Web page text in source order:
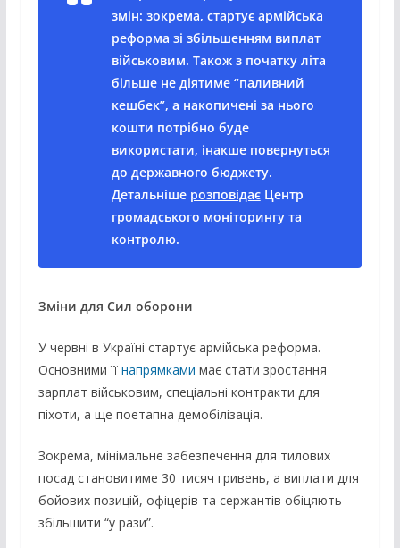
змін: зокрема, стартує армійська
реформа зі збільшенням виплат
військовим. Також з початку літа
більше не діятиме “паливний
кешбек”, а накопичені за нього
кошти потрібно буде
використати, інакше повернуться
до державного бюджету.
Детальніше розповідаєЦентр
громадського моніторингу та
контролю.
Зміни для Сил оборони
У червні в Україні стартує армійська реформа.
Основними її напрямками має стати зростання
зарплат військовим, спеціальні контракти для
піхоти, а ще поетапна демобілізація.
Зокрема, мінімальне забезпечення для тилових
посад становитиме 30 тисяч гривень, а виплати для
бойових позицій, офіцерів та сержантів обіцяють
збільшити “у рази”.